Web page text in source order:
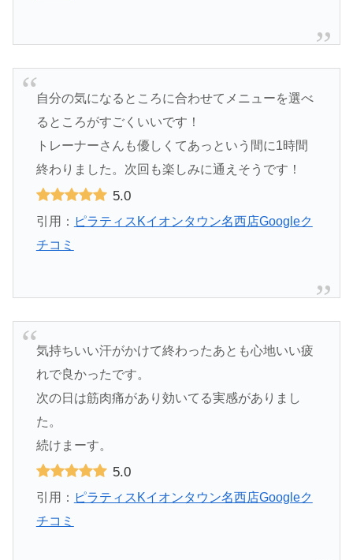
自分の気になるところに合わせてメニューを選べ
るところがすごくいいです！
トレーナーさんも優しくてあっという間に1時間
終わりました。次回も楽しみに通えそうです！
5.0
引用： ピラティスKイオンタウン名西店Googleク
チコミ
気持ちいい汗がかけて終わったあとも心地いい疲
れで良かったです。
次の日は筋肉痛があり効いてる実感がありまし
た。
続けまーす。
5.0
引用： ピラティスKイオンタウン名西店Googleク
チコミ